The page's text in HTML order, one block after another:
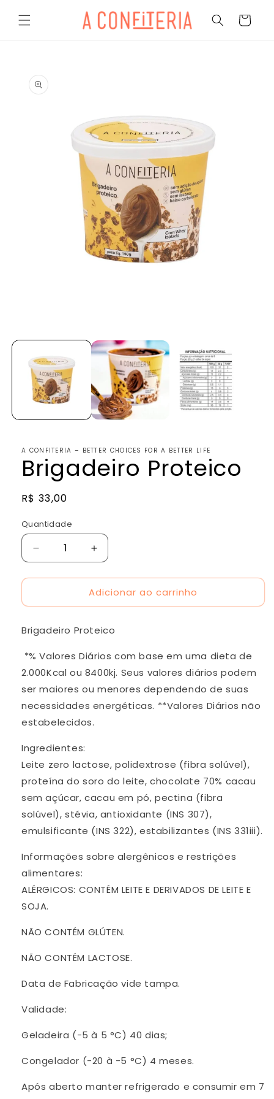
para o
conteúdo
Carrinho
informações
do produto
na
modal
A CONFITERIA – BETTER CHOICES FOR A BETTER LIFE
Brigadeiro Proteico
Preço
R$ 33,00
Quantidade
Quantidade
Diminuir
a
quantidade
Brigadeiro
Aumentar
a
quantidade
de
Brigadeiro
Adicionar ao carrinho
Brigadeiro Proteico
*% Valores Diários com base em uma dieta de
2.000Kcal ou 8400kj. Seus valores diários podem
ser maiores ou menores dependendo de suas
necessidades energéticas. **Valores Diários não
estabelecidos.
Ingredientes:
Leite zero lactose, polidextrose (fibra solúvel),
proteína do soro do leite, chocolate 70% cacau
sem açúcar, cacau em pó, pectina (fibra
solúvel), stévia, antioxidante (INS 307),
emulsificante (INS 322), estabilizantes (INS 331iii).
Informações sobre alergênicos e restrições
alimentares:
ALÉRGICOS: CONTÉM LEITE E DERIVADOS DE LEITE E
SOJA.
NÃO CONTÉM GLÚTEN.
NÃO CONTÉM LACTOSE.
Data de Fabricação vide tampa.
Validade:
Geladeira (-5 à 5 °C) 40 dias;
Congelador (-20 à -5 °C) 4 meses.
Após aberto manter refrigerado e consumir em 7